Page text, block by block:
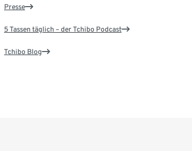
Presse
5 Tassen täglich – der Tchibo Podcast
Tchibo Blog